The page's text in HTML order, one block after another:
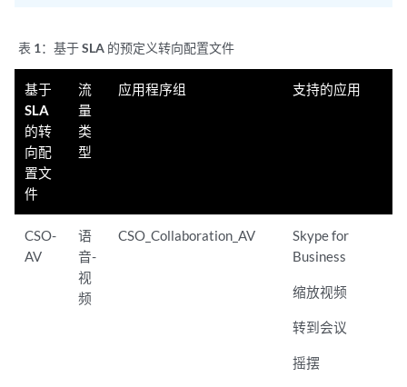
表 1： 基于 SLA 的预定义转向配置文件
基于
SLA
的转
向配
置文
件
流
量
类
型
应用程序组 支持的应用
CSO-
AV
语
音-
视
频
CSO_Collaboration_AV
Skype for
Business
缩放视频
转到会议
摇摆